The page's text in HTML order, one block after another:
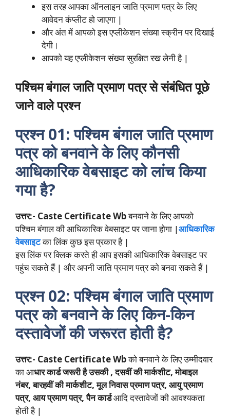
इस तरह आपका ऑनलाइन जाति प्रमाण पत्र के लिए
आवेदन कंप्लीट हो जाएगा |
और अंत में आपको इस एप्लीकेशन संख्या स्क्रीन पर दिखाई
देगी।
आपको यह एप्लीकेशन संख्या सुरक्षित रख लेनी है |
पश्चिम बंगाल जाति प्रमाण पत्रसे संबंधित पूछे
जाने वाले प्रश्न
प्रश्न 01:पश्चिम बंगाल जाति प्रमाण
पत्रको बनवाने के लिए कौनसी
आधिकारिक वेबसाइट को लांच किया
गया है?
उत्तर:- Caste Certificate Wbबनवाने के लिए आपको
पश्चिम बंगाल की आधिकारिक वेबसाइट पर जाना होगा |आधिकारिक
वेबसाइटका लिंक कुछ इस प्रकार है |
इस लिंक पर क्लिक करते ही आप इसकी आधिकारिक वेबसाइट पर
पहुंच सकते हैं | और अपनी जाति प्रमाण पत्र को बनवा सकते हैं |
प्रश्न 02:पश्चिम बंगाल जाति प्रमाण
पत्रको बनवाने के लिए किन-किन
दस्तावेजों की जरूरत होती है?
उत्तर:- Caste Certificate Wbको बनवाने के लिए उम्मीदवार
का आधार कार्ड जरूरी है उसकी , दसवीं की मार्कशीट, मोबाइल
नंबर, बारहवीं की मार्कशीट, मूल निवास प्रमाण पत्र, आयु प्रमाण
पत्र, आय प्रमाण पत्र, पैन कार्डआदि दस्तावेजों की आवश्यकता
होती है |